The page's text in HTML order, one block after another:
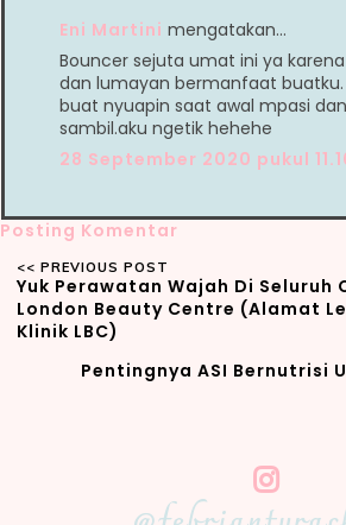
Eni Martini mengatakan…
Bouncer sejuta umat ini ya
dan lumayan bermanfaat buatku.
buat nyuapin saat awal mpasi
sambil.aku ngetik hehehe
28 September 2020 pukul
Posting Komentar
Yuk Perawatan Wajah Di Seluruh
London Beauty Centre (Alamat
Klinik LBC)
Pentingnya ASI Bernutrisi